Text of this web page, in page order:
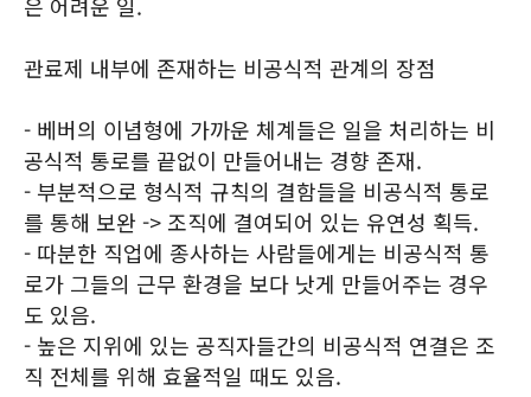
관료제 내부에 존재하는 비공식적 관계의 장점
- 베버의 이념형에 가까운 체계들은 일을 처리하는 비
공식적 통로를 끝없이 만들어내는 경향 존재.
- 부분적으로 형식적 규칙의 결함들을 비공식적 통로
를 통해 보완 -> 조직에 결여되어 있는 유연성 획득.
- 따분한 직업에 종사하는 사람들에게는 비공식적 통
로가 그들의 근무 환경을 보다 낫게 만들어주는 경우
도 있음.
- 높은 지위에 있는 공직자들간의 비공식적 연결은 조
직 전체를 위해 효율적일 때도 있음.